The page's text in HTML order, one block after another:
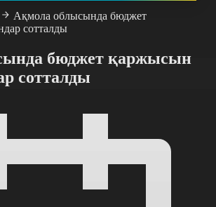
Ақмола облысында бюджет
сотталды
бюджет қаржысын
сотталды